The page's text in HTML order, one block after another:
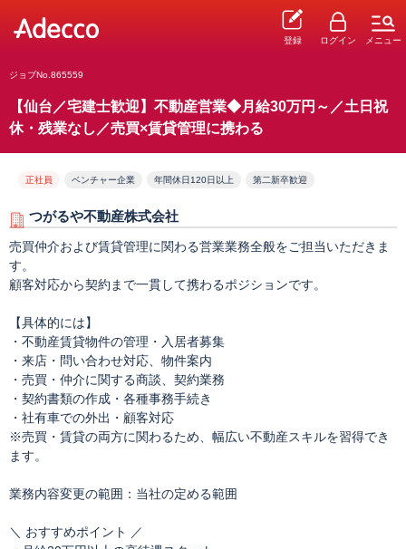
登録 ログイン メニュー
ジョブNo.865559
【仙台／宅建士歓迎】不動産営業◆月給30万円～／土日祝
休・残業なし／売買×賃貸管理に携わる
正社員 ベンチャー企業 年間休日120日以上 第二新卒歓迎
つがるや不動産株式会社
売買仲介および賃貸管理に関わる営業業務全般をご担当いただきま
す。
顧客対応から契約まで一貫して携わるポジションです。
【具体的には】
・不動産賃貸物件の管理・入居者募集
・来店・問い合わせ対応、物件案内
・売買・仲介に関する商談、契約業務
・契約書類の作成・各種事務手続き
・社有車での外出・顧客対応
※売買・賃貸の両方に関わるため、幅広い不動産スキルを習得でき
ます。
業務内容変更の範囲：当社の定める範囲
＼ おすすめポイント ／